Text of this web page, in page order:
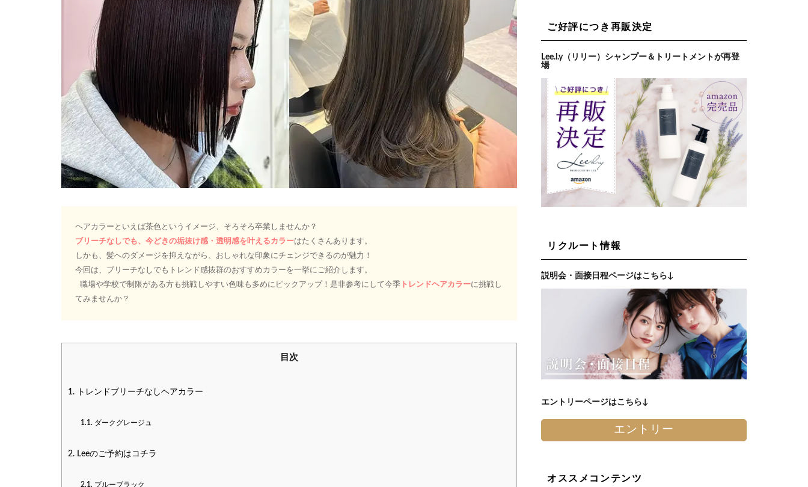
ヘアカラーといえば茶色というイメージ、そろそろ卒業しませんか？
ブリーチなしでも、今どきの垢抜け感・透明感を叶えるカラーはたくさんあります。
しかも、髪へのダメージを抑えながら、おしゃれな印象にチェンジできるのが魅力！
今回は、ブリーチなしでもトレンド感抜群のおすすめカラーを一挙にご紹介します。
職場や学校で制限がある方も挑戦しやすい色味も多めにピックアップ！是非参考にして今季 トレンドヘアカラーに挑戦し
てみませんか？
目次
1. トレンドブリーチなしヘアカラー
1.1. ダークグレージュ
2. Leeのご予約はコチラ
2.1. ブルーブラック
ご好評につき再販決定
Lee.l.y（リリー）シャンプー＆トリートメントが再登
場
リクルート情報
説明会・面接日程ページはこちら↓
エントリーページはこちら↓
エントリー
オススメコンテンツ